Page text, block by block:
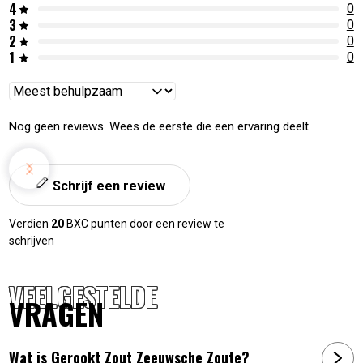
4 0
3 0
2 0
1 0
Reviews
Nog geen reviews. Wees de eerste die een ervaring deelt.
Schrijf een review
Verdien 20 BXC punten door een review te
schrijven
VEELGESTELDE
VRAGEN
Wat is Gerookt Zout Zeeuwsche Zoute?